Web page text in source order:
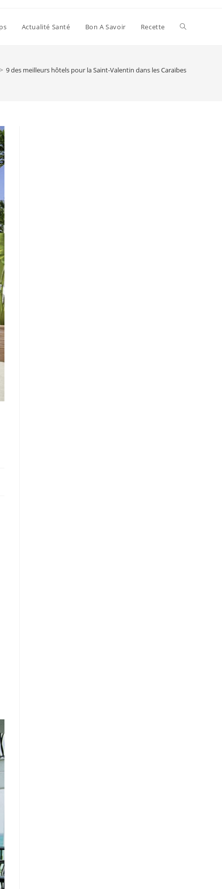
Actualité Santé Bon A Savoir Recette Toggle
> 9 des meilleurs hôtels pour la Saint-Valentin dans les Caraïbes